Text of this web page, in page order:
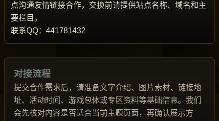
点沟通友情链接合作，交换前请提供站点名称、域名和主
要栏目。
联系QQ：441781432
对接流程
提交合作需求后，请准备文字介绍、图片素材、链接地
址、活动时间、游戏包体或专区资料等基础信息。我们
会先核对内容是否适合当前主题页面，再确认展示方